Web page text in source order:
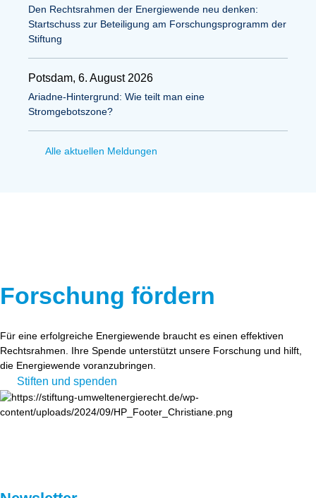
Den Rechtsrahmen der Energiewende neu denken:
Startschuss zur Beteiligung am Forschungsprogramm der
Stiftung
Potsdam, 6. August 2026
Ariadne-Hintergrund: Wie teilt man eine
Stromgebotszone?
Alle aktuellen Meldungen
Forschung fördern
Für eine erfolgreiche Energiewende braucht es einen effektiven
Rechtsrahmen. Ihre Spende unterstützt unsere Forschung und hilft,
die Energiewende voranzubringen.
Stiften und spenden